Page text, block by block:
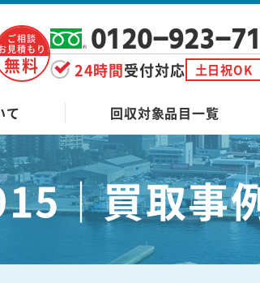
ご相談
見積もり
無料
0120-923-
24時間受付対応 土日祝OK
て 回収対象品目一覧
｜買取事